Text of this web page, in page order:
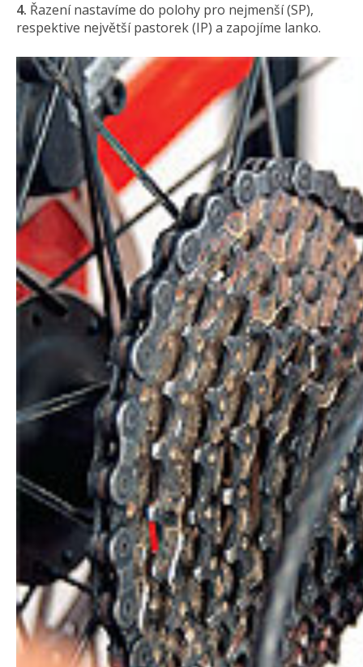
4. Řazení nastavíme do polohy pro nejmenší (SP),
respektive největší pastorek (IP) a zapojíme lanko.